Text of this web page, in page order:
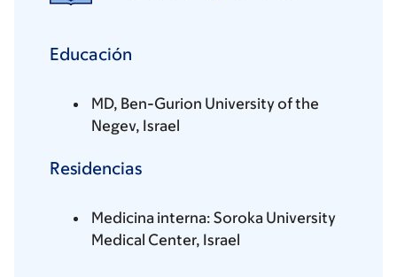
Educación
MD, Ben-Gurion University of the
Negev, Israel
Residencias
Medicina interna: Soroka University
Medical Center, Israel